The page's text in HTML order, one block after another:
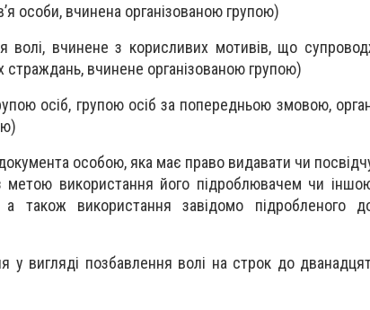
особи, вчинена організованою групою)
волі, вчинене з корисливих мотивів, що
страждань, вчинене організованою групою)
осіб, групою осіб за попередньою змовою,
особою, яка має право видавати чи
метою використання його підроблювачем чи
також використання завідомо підробленого
у вигляді позбавлення волі на строк до